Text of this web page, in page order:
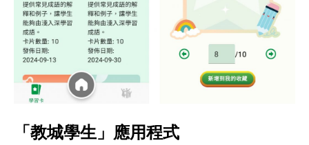
「教城學生」應用程式